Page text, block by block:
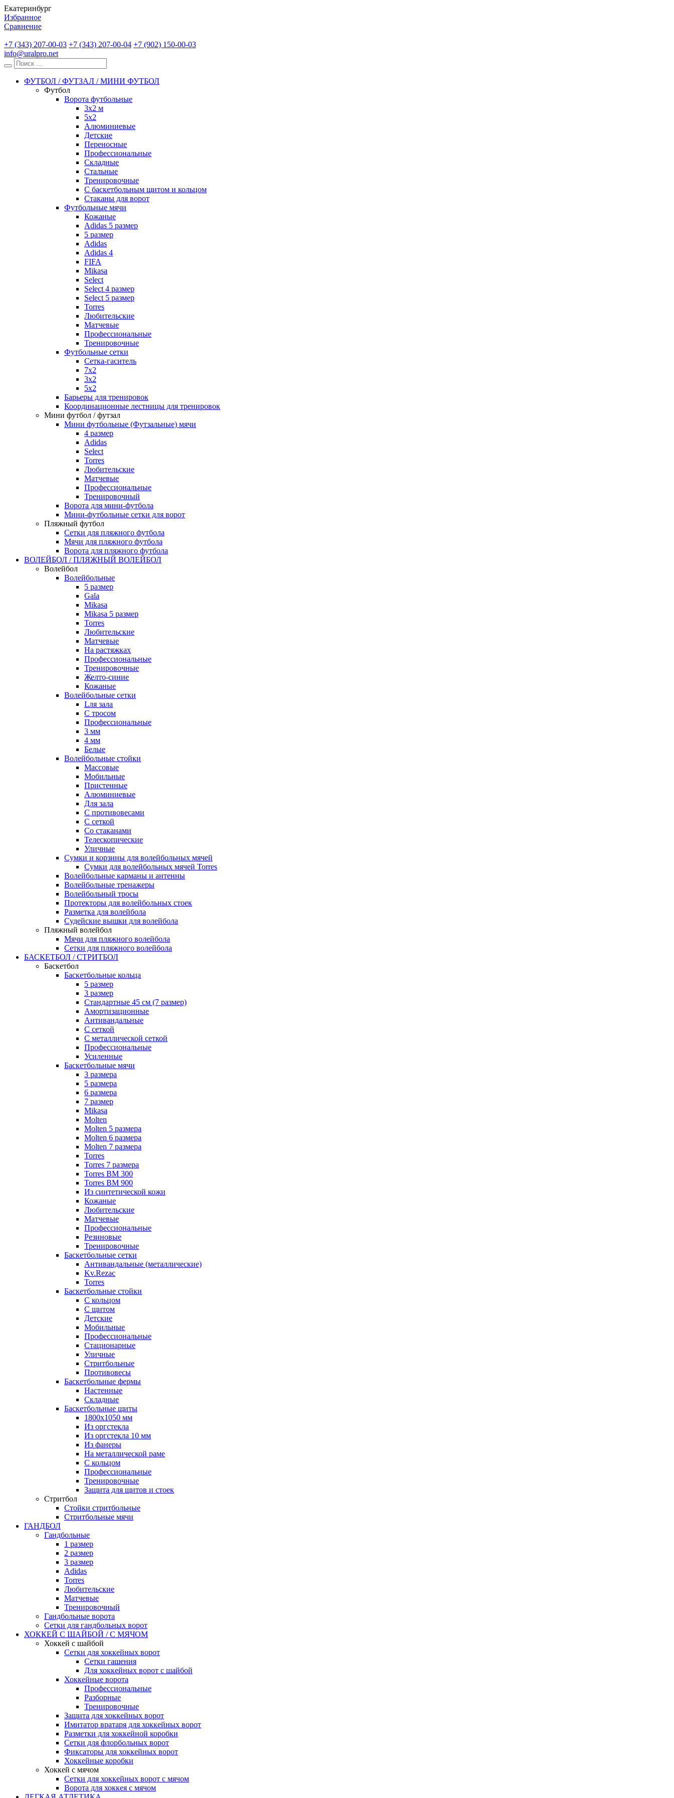
Екатеринбург
Избранное
Сравнение
+7 (343) 207-00-03 +7 (343) 207-00-04 +7 (902) 150-00-03
info@uralpro.net
ФУТБОЛ / ФУТЗАЛ / МИНИ ФУТБОЛ
Футбол
Ворота футбольные
3х2 м
5х2
Алюминиевые
Детские
Переносные
Профессиональные
Складные
Стальные
Тренировочные
С баскетбольным щитом и кольцом
Стаканы для ворот
Футбольные мячи
Кожаные
Adidas 5 размер
5 размер
Adidas
Adidas 4
FIFA
Mikasa
Select
Select 4 размер
Select 5 размер
Torres
Любительские
Матчевые
Профессиональные
Тренировочные
Футбольные сетки
Сетка-гаситель
7x2
3х2
5х2
Барьеры для тренировок
Координационные лестницы для тренировок
Мини футбол / футзал
Мини футбольные (Футзальные) мячи
4 размер
Adidas
Select
Torres
Любительские
Матчевые
Профессиональные
Тренировочный
Ворота для мини-футбола
Мини-футбольные сетки для ворот
Пляжный футбол
Сетки для пляжного футбола
Мячи для пляжного футбола
Ворота для пляжного футбола
ВОЛЕЙБОЛ / ПЛЯЖНЫЙ ВОЛЕЙБОЛ
Волейбол
Волейбольные
5 размер
Gala
Mikasa
Mikasa 5 размер
Torres
Любительские
Матчевые
На растяжках
Профессиональные
Тренировочные
Желто-синие
Кожаные
Волейбольные сетки
Lля зала
C тросом
Профессиональные
3 мм
4 мм
Белые
Волейбольные стойки
Массовые
Мобильные
Пристенные
Алюминиевые
Для зала
С противовесами
С сеткой
Со стаканами
Телескопические
Уличные
Сумки и корзины для волейбольных мячей
Сумки для волейбольных мячей Torres
Волейбольные карманы и антенны
Волейбольные тренажеры
Волейбольный тросы
Протекторы для волейбольных стоек
Разметка для волейбола
Судейские вышки для волейбола
Пляжный волейбол
Мячи для пляжного волейбола
Сетки для пляжного волейбола
БАСКЕТБОЛ / СТРИТБОЛ
Баскетбол
Баскетбольные кольца
5 размер
3 размер
Стандартные 45 см (7 размер)
Амортизационные
Антивандальные
С сеткой
С металлической сеткой
Профессиональные
Усиленные
Баскетбольные мячи
3 размера
5 размера
6 размера
7 размер
Mikasa
Molten
Molten 5 размера
Molten 6 размера
Molten 7 размера
Torres
Torres 7 размера
Torres BM 300
Torres BM 900
Из синтетической кожи
Кожаные
Любительские
Матчевые
Профессиональные
Резиновые
Тренировочные
Баскетбольные сетки
Антивандальные (металлические)
Kv.Rezac
Torres
Баскетбольные стойки
С кольцом
С щитом
Детские
Мобильные
Профессиональные
Стационарные
Уличные
Стритбольные
Противовесы
Баскетбольные фермы
Настенные
Складные
Баскетбольные щиты
1800х1050 мм
Из оргстекла
Из оргстекла 10 мм
Из фанеры
На металлической раме
С кольцом
Профессиональные
Тренировочные
Защита для щитов и стоек
Стритбол
Стойки стритбольные
Стритбольные мячи
ГАНДБОЛ
Гандбольные
1 размер
2 размер
3 размер
Adidas
Torres
Любительские
Матчевые
Тренировочный
Гандбольные ворота
Сетки для гандбольных ворот
ХОККЕЙ С ШАЙБОЙ / С МЯЧОМ
Хоккей с шайбой
Сетки для хоккейных ворот
Сетки гашения
Для хоккейных ворот с шайбой
Хоккейные ворота
Профессиональные
Разборные
Тренировочные
Защита для хоккейных ворот
Имитатор вратаря для хоккейных ворот
Разметки для хоккейной коробки
Сетки для флорбольных ворот
Фиксаторы для хоккейных ворот
Хоккейные коробки
Хоккей с мячом
Сетки для хоккейных ворот с мячом
Ворота для хоккея с мячом